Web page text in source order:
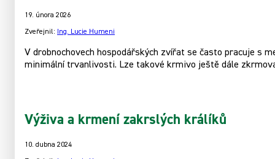
19. února 2026
Zveřejnil: Ing. Lucie Humeni
V drobnochovech hospodářských zvířat se často pracuje s
minimální trvanlivosti. Lze takové krmivo ještě dále
Výživa a krmení zakrslých králíků
10. dubna 2024